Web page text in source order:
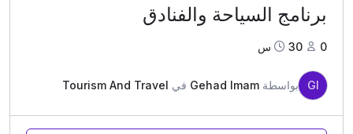
برنامج السياحة والفنادق
0 30س
GI بواسطة Gehad Imam في Tourism And Travel